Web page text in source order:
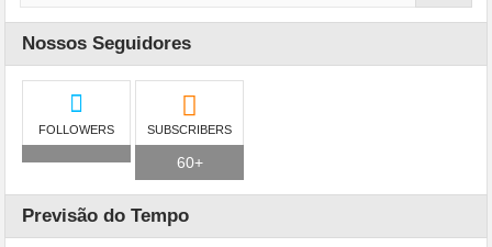
Nossos Seguidores
FOLLOWERS SUBSCRIBERS
60+
Previsão do Tempo